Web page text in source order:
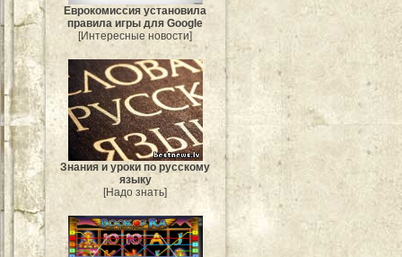
Еврокомиссия установила
правила игры для Google
[Интересные новости]
Знания и уроки по русскому
языку
[Надо знать]